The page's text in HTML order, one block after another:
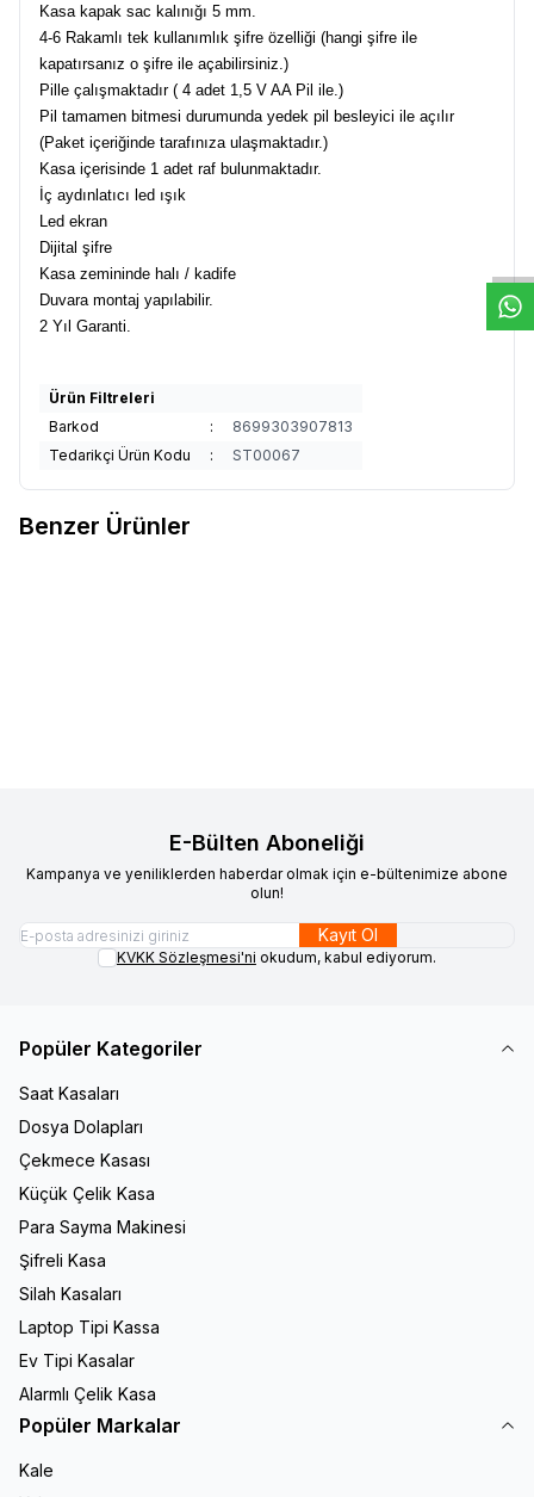
Kasa kapak sac kalınığı 5 mm.
4-6 Rakamlı tek kullanımlık şifre özelliği (hangi şifre ile
kapatırsanız o şifre ile açabilirsiniz.)
Pille çalışmaktadır ( 4 adet 1,5 V AA Pil ile.)
Pil tamamen bitmesi durumunda yedek pil besleyici ile açılır
(Paket içeriğinde tarafınıza ulaşmaktadır.)
Kasa içerisinde 1 adet raf bulunmaktadır.
İç aydınlatıcı led ışık
Led ekran
Dijital şifre
Kasa zemininde halı / kadife
Duvara montaj yapılabilir.
2 Yıl Garanti.
Ürün Filtreleri
Barkod
:
8699303907813
Tedarikçi Ürün Kodu
: ST00067
Benzer Ürünler
E-Bülten Aboneliği
Kampanya ve yeniliklerden haberdar olmak için e-bültenimize abone
olun!
Kayıt Ol
KVKK Sözleşmesi'ni okudum, kabul ediyorum.
Popüler Kategoriler
Saat Kasaları
Dosya Dolapları
Çekmece Kasası
Küçük Çelik Kasa
Para Sayma Makinesi
Şifreli Kasa
Silah Kasaları
Laptop Tipi Kassa
Ev Tipi Kasalar
Alarmlı Çelik Kasa
Popüler Markalar
Kale